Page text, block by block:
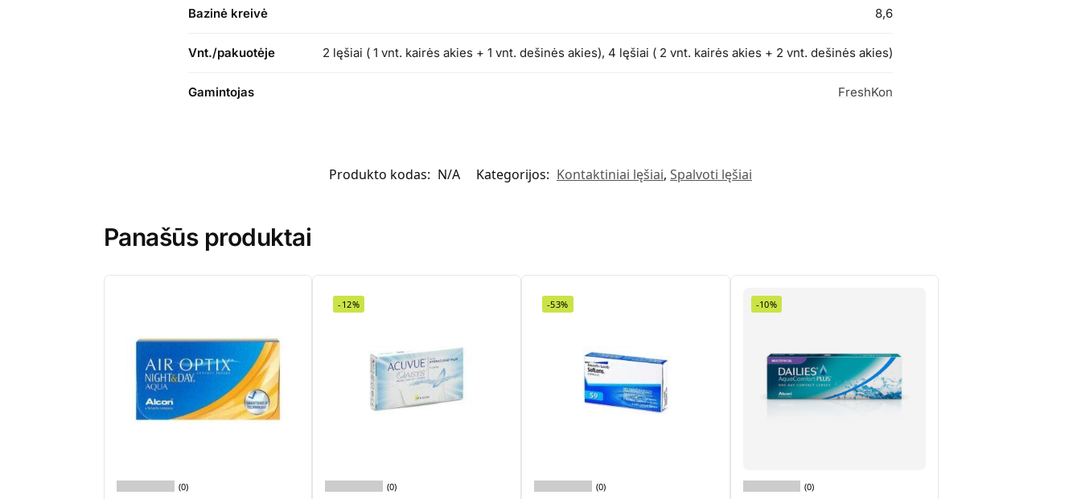
Bazinė kreivė 8,6
Vnt./pakuotėje 2 lęšiai ( 1 vnt. kairės akies + 1 vnt. dešinės akies), 4 lęšiai ( 2 vnt. kairės akies + 2 vnt. dešinės akies)
Gamintojas FreshKon
Produkto kodas: N/A Kategorijos: Kontaktiniai lęšiai, Spalvoti lęšiai
Panašūs produktai
(0)
-12%
(0)
-53%
(0)
-10%
(0)